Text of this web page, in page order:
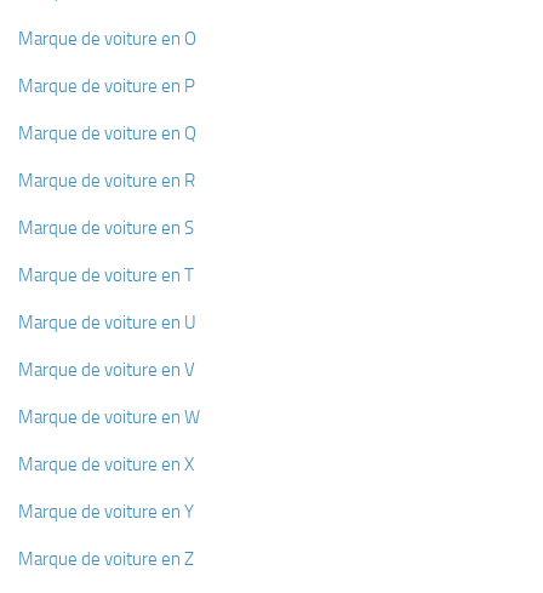
Marque de voiture en O
Marque de voiture en P
Marque de voiture en Q
Marque de voiture en R
Marque de voiture en S
Marque de voiture en T
Marque de voiture en U
Marque de voiture en V
Marque de voiture en W
Marque de voiture en X
Marque de voiture en Y
Marque de voiture en Z